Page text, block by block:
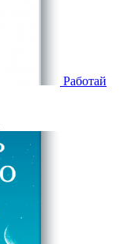
Работай